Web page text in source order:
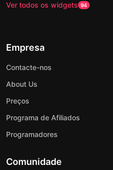
Ver todos os widgets 94
Empresa
Contacte-nos
About Us
Preços
Programa de Afiliados
Programadores
Comunidade